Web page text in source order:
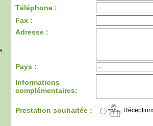
Téléphone :
Fax :
Adresse :
Pays :
Informations
complémentaires:
Prestation souhaitée :